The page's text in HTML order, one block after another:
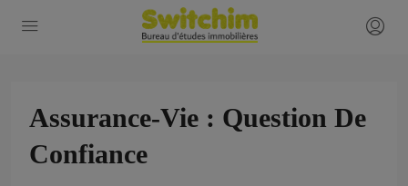
Assurance-Vie : Question De
Confiance